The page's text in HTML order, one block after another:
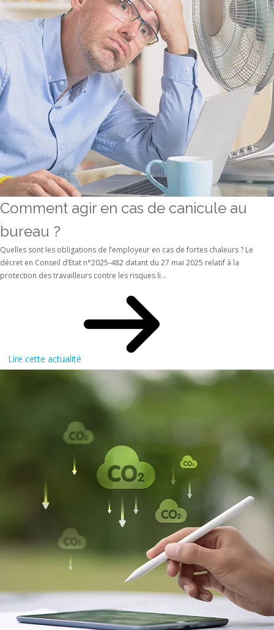
Comment agir en cas de canicule au
bureau ?
Quelles sont les obligations de l’employeur en cas de fortes chaleurs ? Le
décret en Conseil d’Etat n°2025-482 datant du 27 mai 2025 relatif à la
protection des travailleurs contre les risques li...
Lire cette actualité